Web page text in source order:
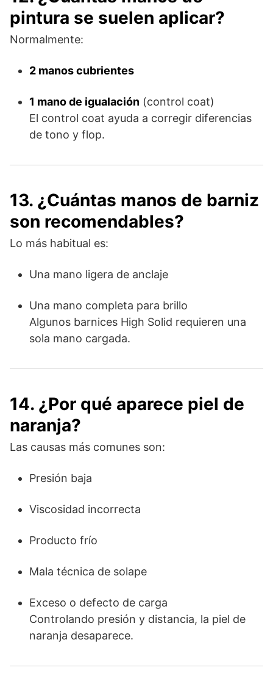
pintura se suelen aplicar?
Normalmente:
2 manos cubrientes
1 mano de igualación (control coat)
El control coat ayuda a corregir diferencias
de tono y flop.
13. ¿Cuántas manos de barniz
son recomendables?
Lo más habitual es:
Una mano ligera de anclaje
Una mano completa para brillo
Algunos barnices High Solid requieren una
sola mano cargada.
14. ¿Por qué aparece piel de
naranja?
Las causas más comunes son:
Presión baja
Viscosidad incorrecta
Producto frío
Mala técnica de solape
Exceso o defecto de carga
Controlando presión y distancia, la piel de
naranja desaparece.